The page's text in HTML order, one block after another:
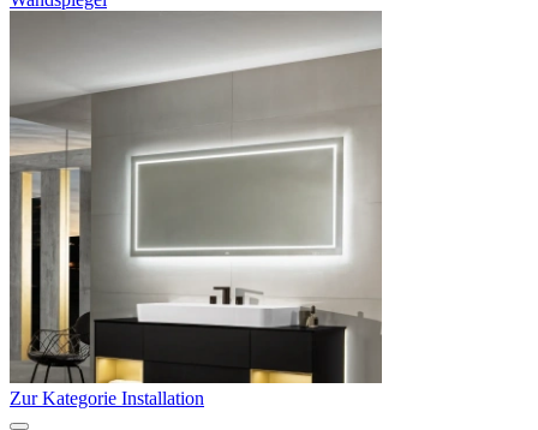
Zur Kategorie Installation